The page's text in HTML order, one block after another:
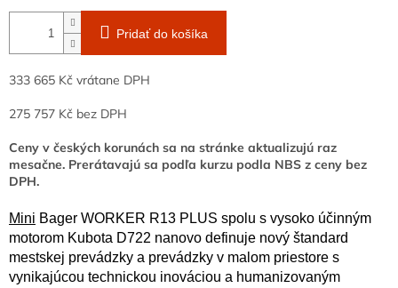
Pridať do košíka
333 665 Kč vrátane DPH
275 757 Kč bez DPH
Ceny v českých korunách sa na stránke aktualizujú raz
mesačne. Prerátavajú sa podľa kurzu podla NBS z ceny bez
DPH.
Mini Bager WORKER R13 PLUS spolu s vysoko účinným
motorom Kubota D722 nanovo definuje nový štandard
mestskej prevádzky a prevádzky v malom priestore s
vynikajúcou technickou inováciou a humanizovaným